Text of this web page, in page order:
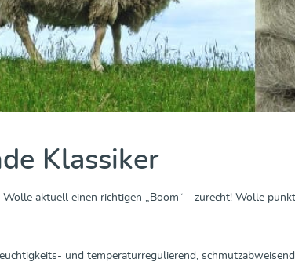
Klassiker
aktuell einen richtigen „Boom“ - zurecht! Wolle
und temperaturregulierend,